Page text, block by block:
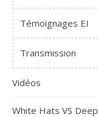
Témoignages EI
Transmission
Vidéos
White Hats VS